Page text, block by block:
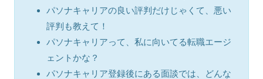
パソナキャリアの良い評判だけじゃくて、悪い
評判も教えて！
パソナキャリアって、私に向いてる転職エージ
ェントかな？
パソナキャリア登録後にある面談では、どんな